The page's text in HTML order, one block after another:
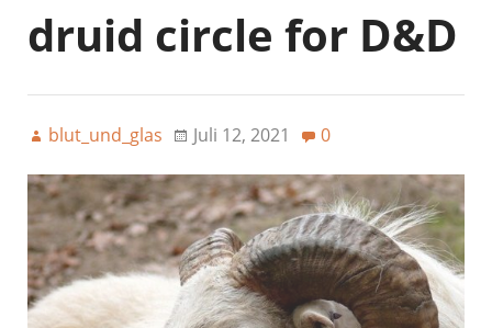
druid circle for D&D
blut_und_glas Juli 12, 2021 0